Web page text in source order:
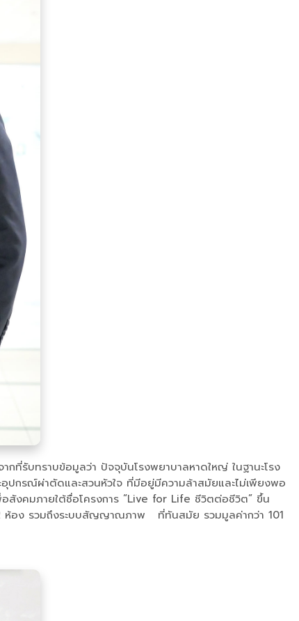
ากที่รับทราบข้อมูลว่า ปัจจุบันโรงพยาบาลหาดใหญ่ ในฐานะโรง
อุปกรณ์ผ่าตัดและสวนหัวใจ ที่มีอยู่มีความล้าสมัยและไม่เพียงพอ
สังคมภายใต้ชื่อโครงการ “Live for Life ชีวิตต่อชีวิต” ขึ้น
ห้อง รวมถึงระบบสัญญาณภาพ ที่ทันสมัย รวมมูลค่ากว่า 101